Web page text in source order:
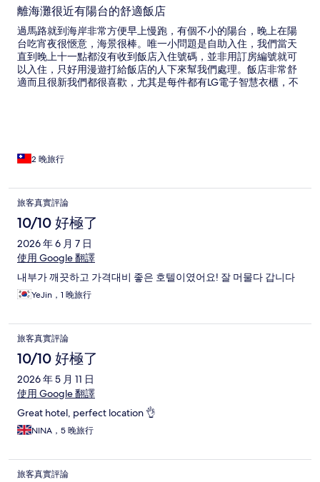
離海灘很近有陽台的舒適飯店
過馬路就到海岸非常方便早上慢跑，有個不小的陽台，晚上在陽
台吃宵夜很愜意，海景很棒。唯一小問題是自助入住，我們當天
直到晚上十一點都沒有收到飯店入住號碼，並非用訂房編號就可
以入住，只好用漫遊打給飯店的人下來幫我們處理。飯店非常舒
適而且很新我們都很喜歡，尤其是每件都有LG電子智慧衣櫃，不
2 晚旅行
旅客真實評論
10/10 好極了
2026 年 6 月 7 日
使用 Google 翻譯
내부가 깨끗하고 가격대비 좋은 호텔이였어요! 잘 머물다 갑니다
YeJin，1 晚旅行
旅客真實評論
10/10 好極了
2026 年 5 月 11 日
使用 Google 翻譯
Great hotel, perfect location 👌
NINA，5 晚旅行
旅客真實評論